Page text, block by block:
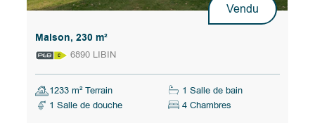
Vendu
Maison, 230 m²
6890 LIBIN
1233 m² Terrain
1 Salle de bain
1 Salle de douche
4 Chambres